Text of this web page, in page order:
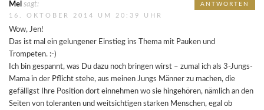
Mel sagt:
16. OKTOBER 2014 UM 20:39 UHR
Wow, Jen!
Das ist mal ein gelungener Einstieg ins Thema mit Pauken und
Trompeten. :-)
Ich bin gespannt, was Du dazu noch bringen wirst – zumal ich als 3-Jungs-
Mama in der Pflicht stehe, aus meinen Jungs Männer zu machen, die
gefälligst Ihre Position dort einnehmen wo sie hingehören, nämlich an den
Seiten von toleranten und weitsichtigen starken Menschen, egal ob
ANTWORTEN